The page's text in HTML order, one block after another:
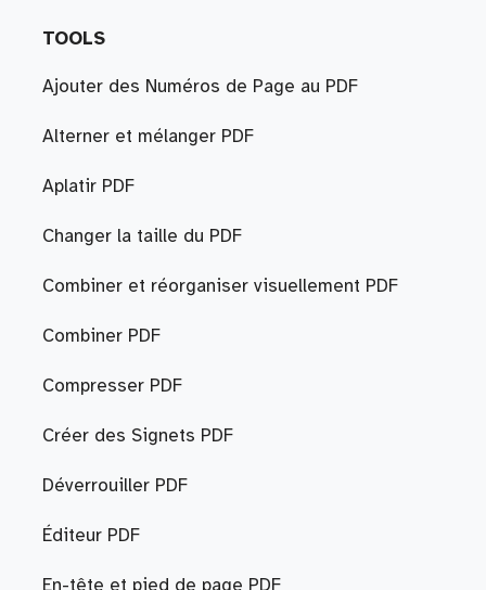
TOOLS
Ajouter des Numéros de Page au PDF
Alterner et mélanger PDF
Aplatir PDF
Changer la taille du PDF
Combiner et réorganiser visuellement PDF
Combiner PDF
Compresser PDF
Créer des Signets PDF
Déverrouiller PDF
Éditeur PDF
En-tête et pied de page PDF